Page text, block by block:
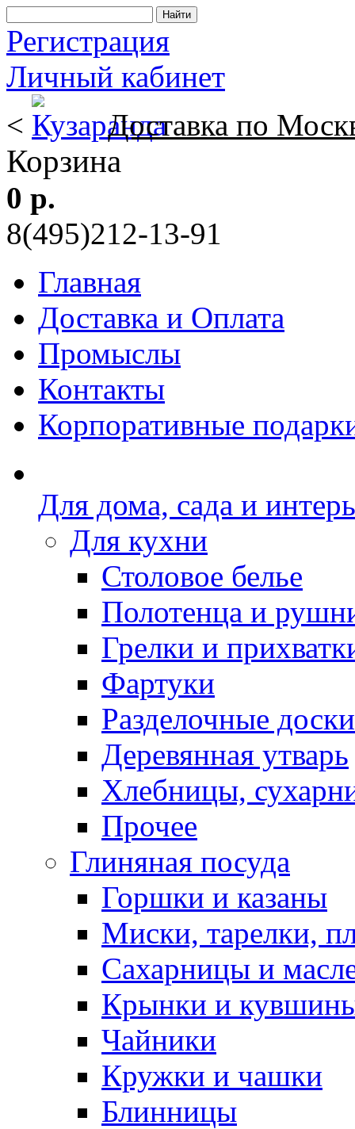
Регистрация
Личный кабинет
<
Доставка по
Корзина
0 р.
8(495)212-13-91
Главная
Доставка и Оплата
Промыслы
Контакты
Корпоративные
Для дома, сада и
Для кухни
Столовое белье
Полотенца и
Грелки и
Фартуки
Разделочные доски
Деревянная утварь
Хлебницы,
Прочее
Глиняная посуда
Горшки и казаны
Миски, тарелки,
Сахарницы и
Крынки и
Чайники
Кружки и чашки
Блинницы